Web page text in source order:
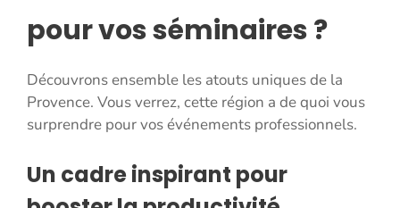
pour vos séminaires ?
Découvrons ensemble les atouts uniques de la
Provence. Vous verrez, cette région a de quoi vous
surprendre pour vos événements professionnels.
Un cadre inspirant pour